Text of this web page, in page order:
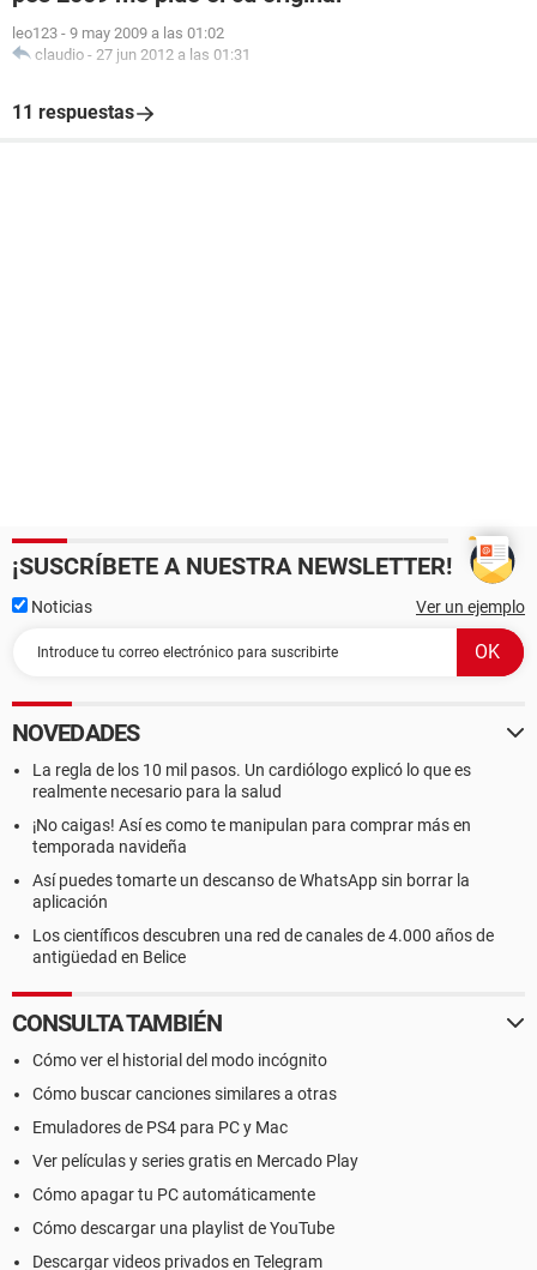
leo123 - 9 may 2009 a las 01:02
claudio - 27 jun 2012 a las 01:31
11 respuestas
¡SUSCRÍBETE A NUESTRA NEWSLETTER!
Noticias Ver un ejemplo
NOVEDADES
La regla de los 10 mil pasos. Un cardiólogo explicó lo que es
realmente necesario para la salud
¡No caigas! Así es como te manipulan para comprar más en
temporada navideña
Así puedes tomarte un descanso de WhatsApp sin borrar la
aplicación
Los científicos descubren una red de canales de 4.000 años de
antigüedad en Belice
CONSULTA TAMBIÉN
Cómo ver el historial del modo incógnito
Cómo buscar canciones similares a otras
Emuladores de PS4 para PC y Mac
Ver películas y series gratis en Mercado Play
Cómo apagar tu PC automáticamente
Cómo descargar una playlist de YouTube
Descargar videos privados en Telegram